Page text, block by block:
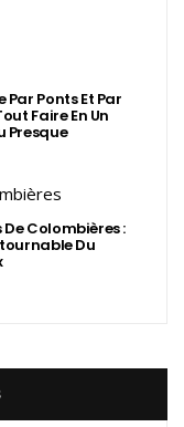
Par Ponts Et Par
Faire En Un
Presque
De Colombières :
Du